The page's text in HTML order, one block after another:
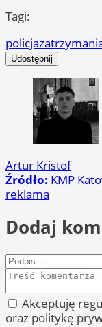
Tagi:
policja
Udostępnij
Artur Kristof
Źródło: KMP
reklama
Dodaj
Akceptuję
oraz politykę